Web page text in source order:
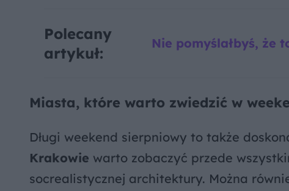
Polecany
artykuł:
Nie pomyślałbyś, że
Miasta, które warto zwiedzić w
Długi weekend sierpniowy to także
Krakowie warto zobaczyć przede
socrealistycznej architektury. Można